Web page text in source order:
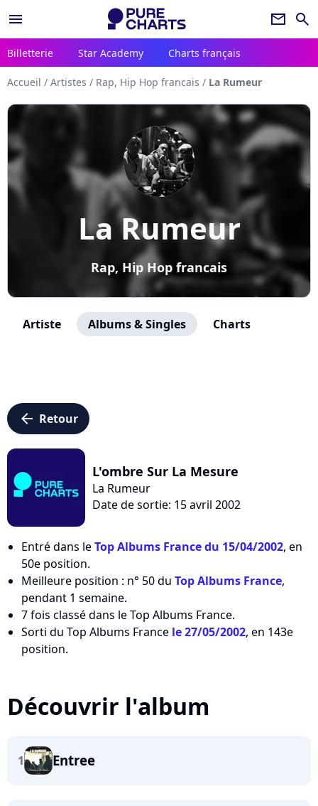
menu newsletter search
Billetterie Star Academy Charts français
Accueil / Artistes / Rap, Hip Hop francais / La Rumeur
La Rumeur
Rap, Hip Hop francais
Artiste Albums & Singles Charts
arrow_left Retour
L'ombre Sur La Mesure
La Rumeur
Date de sortie: 15 avril 2002
Entré dans leTop Albums France du 15/04/2002, en
50e position.
Meilleure position : n° 50 du Top Albums France,
pendant 1 semaine.
7 fois classé dans le Top Albums France.
Sorti du Top Albums France le 27/05/2002, en 143e
position.
Découvrir l'album
1 Entree